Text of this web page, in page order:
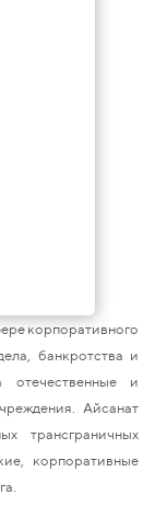
корпоративного
банкротства и
отечественные и
Айсанат
трансграничных
корпоративные